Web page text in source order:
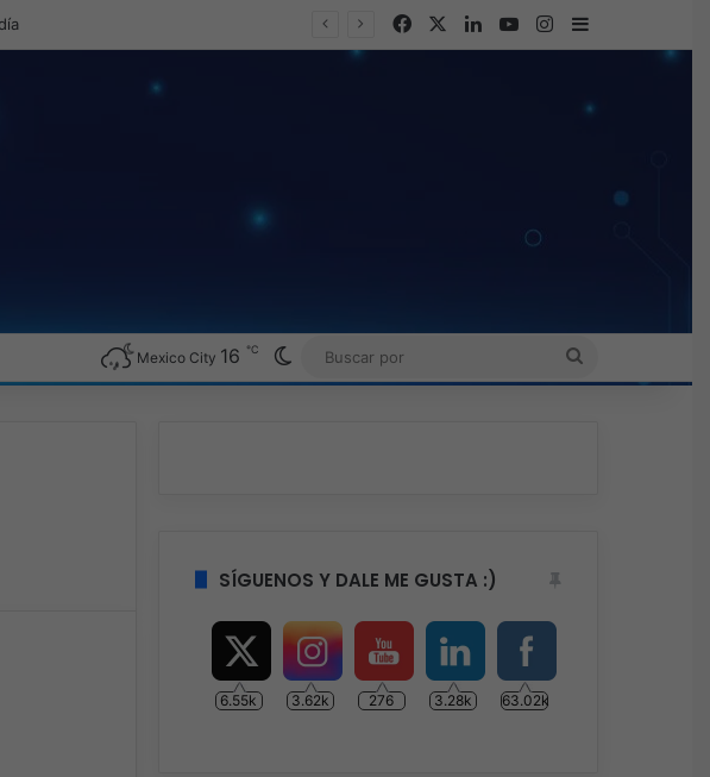
FacebookLinkedInYouTubeInstagram
Barra lateral
Mexico City 16 ℃ Switch skin
BUSCAR
SÍGUENOS Y DALE ME GUSTA :)
6.55k 3.62k 276 3.28k 63.02k